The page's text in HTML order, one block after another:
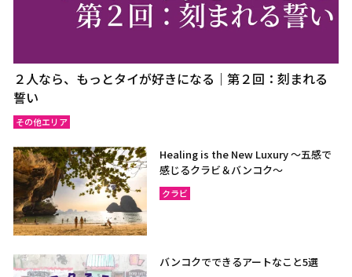
２人なら、もっとタイが好きになる｜第２回：刻まれる
誓い
その他エリア
Healing is the New Luxury ～五感で
感じるクラビ＆バンコク～
クラビ
バンコクでできるアートなこと5選